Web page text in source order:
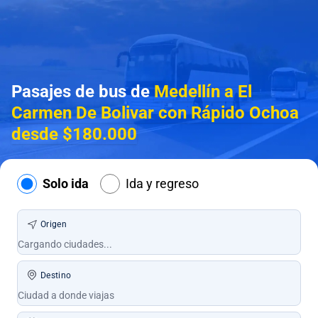
Pasajes de bus deMedellín a El
Carmen De Bolivar con Rápido Ochoa
desde $180.000
Solo ida Ida y regreso
Origen
Destino